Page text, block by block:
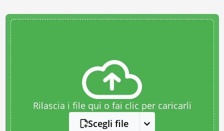
Rilascia i file qui o fai clic per caricarli
Scegli file